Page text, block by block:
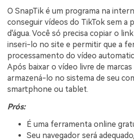
O SnapTik é um programa na
conseguir vídeos do TikTok sem a
d'água. Você só precisa copiar o
inseri-lo no site e permitir que a
processamento do vídeo
Após baixar o vídeo livre de marcas
armazená-lo no sistema de seu
smartphone ou tablet.
Prós:
É uma ferramenta online
Seu navegador será